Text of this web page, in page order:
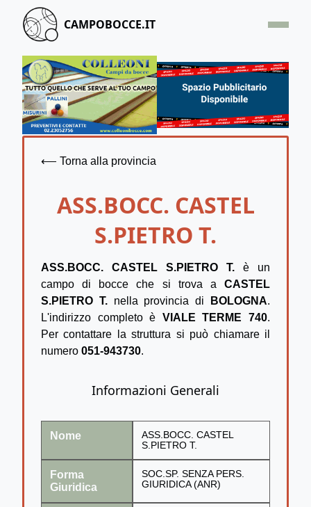
CAMPOBOCCE.IT
HOME
OFFERTA
SEGNALA UN CAMPO
⟵ Torna alla provincia
ASS.BOCC. CASTEL
S.PIETRO T.
ASS.BOCC. CASTEL S.PIETRO T. è un
campo di bocce che si trova a CASTEL
S.PIETRO T.nella provincia di BOLOGNA.
L'indirizzo completo è VIALE TERME 740.
Per contattare la struttura si può chiamare il
numero 051-943730.
Informazioni Generali
Nome
ASS.BOCC. CASTEL
S.PIETRO T.
Forma
Giuridica
SOC.SP. SENZA PERS.
GIURIDICA (ANR)